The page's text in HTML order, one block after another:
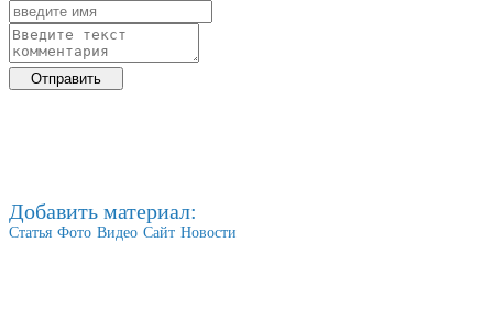
Добавить материал:
Статья Фото Видео Сайт Новости